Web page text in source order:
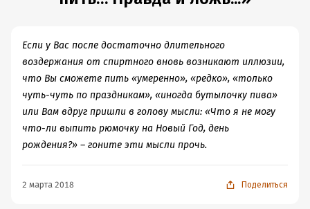
ISBN (EAN):9785447486266
Время на чтение:3 ч.
Если у Вас после достаточно длительного
воздержания от спиртного вновь возникают иллюзии,
что Вы сможете пить «умеренно», «редко», «только
чуть-чуть по праздникам», «иногда бутылочку пива»
или Вам вдруг пришли в голову мысли: «Что я не могу
что-ли выпить рюмочку на Новый Год, день
рождения?» – гоните эти мысли прочь.
2 марта 2018 Поделиться